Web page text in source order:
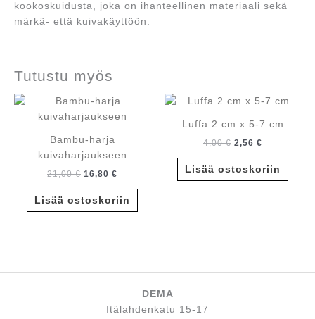
kookoskuidusta, joka on ihanteellinen materiaali sekä
märkä- että kuivakäyttöön.
Tutustu myös
Bambu-harja
kuivaharjaukseen
21,00€ Alkuperäinen
21,00 €.
16,80 €
on:
16,80 €.
Lisää ostoskoriin
Luffa 2 cm x 5-7 cm
4,00€ Alkuperäinen
4,00 €.
2,56 €
on:
2,56 €.
Lisää ostoskoriin
DEMA
Itälahdenkatu 15-17